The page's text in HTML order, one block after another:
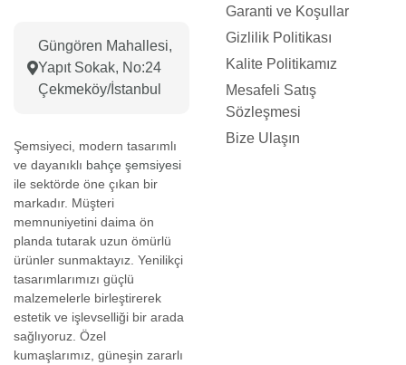
Güngören Mahallesi,
Yapıt Sokak, No:24
Çekmeköy/İstanbul
Şemsiyeci, modern tasarımlı
ve dayanıklı bahçe şemsiyesi
ile sektörde öne çıkan bir
markadır. Müşteri
memnuniyetini daima ön
planda tutarak uzun ömürlü
ürünler sunmaktayız. Yenilikçi
tasarımlarımızı güçlü
malzemelerle birleştirerek
estetik ve işlevselliği bir arada
sağlıyoruz. Özel
kumaşlarımız, güneşin zararlı
Garanti ve Koşullar
Gizlilik Politikası
Kalite Politikamız
Mesafeli Satış
Sözleşmesi
Bize Ulaşın